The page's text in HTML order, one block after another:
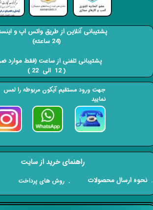
راهنمای خرید از سایت
​. نحوه ارسال محصولات . روش های پرداخت
پشتیبانی آنلاین از طریق واتس اپ و
(24 ساعته)
پشتیبانی تلفنی از ساعت (فقط موارد
( 12 الی 22 ) ​​​​​​​
جهت ورود مستقیم آیکون مربوطه را لمس
نمایید